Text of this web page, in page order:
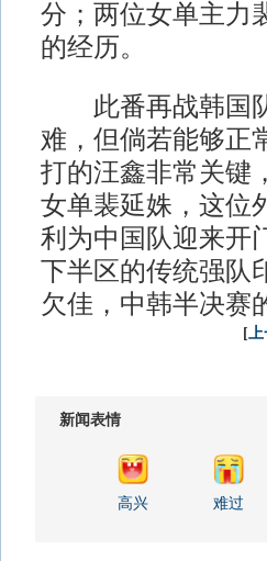
分；两位女单主力
的经历。
此番再战韩国队
难，但倘若能够正
打的汪鑫非常关键
女单裴延姝，这位
利为中国队迎来开
下半区的传统强队
欠佳，中韩半决赛
[上
新闻表情
高兴 难过